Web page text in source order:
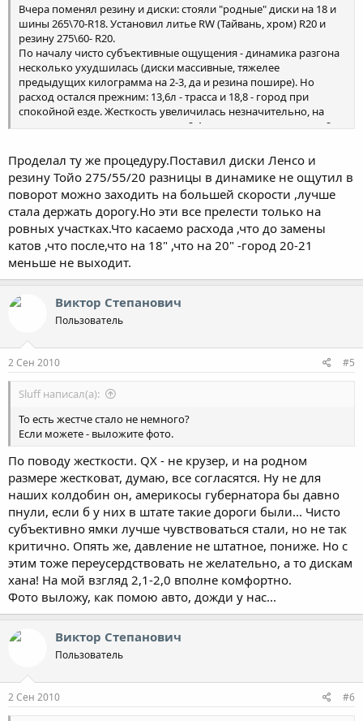
Вчера поменял резину и диски: стояли "родные" диски на 18 и
шины 265\70-R18. Установил литье RW (Тайвань, хром) R20 и
резину 275\60- R20.
По началу чисто субъективные ощущения - динамика разгона
несколько ухудшилась (диски массивные, тяжелее
предыдущих килограмма на 2-3, да и резина пошире). Но
расход остался прежним: 13,6л - трасса и 18,8 - город при
спокойной езде. Жесткость увеличилась незначительно, на
шиномонтажке накачали норму 2,4атм., сам приспустил до 2-х.
штатном давлении очень уж жестко катится! Машина
смотрится намного интересней в таких шузах, факт! Не знаю,
как на 22-м народ ездит, но 20-ка, имхо, самый оптимальный
вариант! Да, пришлось немного подрезать передние
брызговики, немного цепляло на поворотах, все-таки ширина
скатов поболе стала. Позже выложу фото, если кому интересно.
Проделал ту же процедуру.Поставил диски Ленсо и
резину Тойо 275/55/20 разницы в динамике не ощутил в
поворот можно заходить на большей скорости ,лучше
стала держать дорогу.Но эти все прелести только на
ровных участках.Что касаемо расхода ,что до замены
катов ,что после,что на 18" ,что на 20" -город 20-21
меньше не выходит.
Виктор Степанович
Пользователь
2 Сен 2010 #5
Sluff написал(а):
То есть жестче стало не немного?
Если можете - выложите фото.
По поводу жесткости. QX - не крузер, и на родном
размере жестковат, думаю, все согласятся. Ну не для
наших колдобин он, америкосы губернатора бы давно
пнули, если б у них в штате такие дороги были... Чисто
субъективно ямки лучше чувствоваться стали, но не так
критично. Опять же, давление не штатное, пониже. Но с
этим тоже переусердствовать не желательно, а то дискам
хана! На мой взгляд 2,1-2,0 вполне комфортно.
Фото выложу, как помою авто, дожди у нас...
Виктор Степанович
Пользователь
2 Сен 2010 #6